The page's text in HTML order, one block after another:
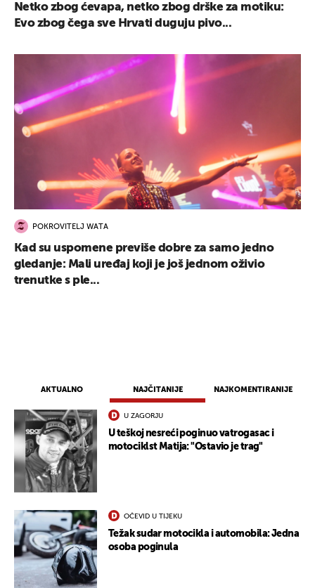
AKTUALNO NAJČITANIJE NAJKOMENTIRANIJE
U ZAGORJU
U teškoj nesreći poginuo vatrogasac i
motociklst Matija: "Ostavio je trag"
OČEVID U TIJEKU
Težak sudar motocikla i automobila: Jedna
osoba poginula
Netko zbog ćevapa, netko zbog drške za motiku:
Evo zbog čega sve Hrvati duguju pivo...
POKROVITELJ WATA
Kad su uspomene previše dobre za samo jedno
gledanje: Mali uređaj koji je još jednom oživio
trenutke s ple...